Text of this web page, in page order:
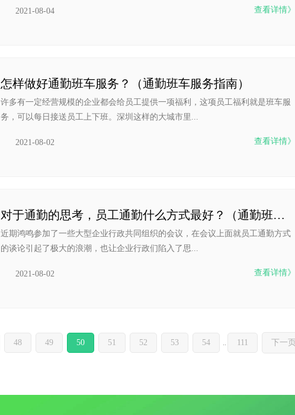
查看详情》
2021-08-04
怎样做好通勤班车服务？（通勤班车服务指南）
许多有一定经营规模的企业都会给员工提供一项福利，这项员工福利就是班车服
务，可以每日接送员工上下班。深圳这样的大城市里...
查看详情》
2021-08-02
对于通勤的思考，员工通勤什么方式最好？（通勤班车租赁
近期鸿鸣参加了一些大型企业行政共同组织的会议，在会议上面就员工通勤方式
的谈论引起了极大的浪潮，也让企业行政们陷入了思...
查看详情》
2021-08-02
48 49 50 51 52 53 54 .. 111 下一页